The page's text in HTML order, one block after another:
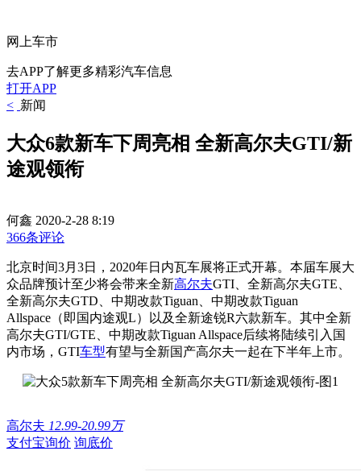
网上车市
去APP了解更多精彩汽车信息
打开APP
< 新闻
大众6款新车下周亮相 全新高尔夫GTI/新
途观领衔
何鑫 2020-2-28 8:19
366条评论
北京时间3月3日
，2020年日内瓦车展将正式开幕。本届车展大
众品牌预计至少将会带来全新高尔夫GTI、全新高尔夫GTE、
全新高尔夫GTD、中期改款Tiguan、 中期改款Tiguan
Allspace （即国内途观L） 以及全新途锐R六款新车。其中全新
高尔夫GTI/GTE、中期改款Tiguan Allspace后续将陆续引入国
内市场，GTI车型有望与全新国产高尔夫一起在下半年上市。
高尔夫 12.99-20.99万
支付宝询价 询底价